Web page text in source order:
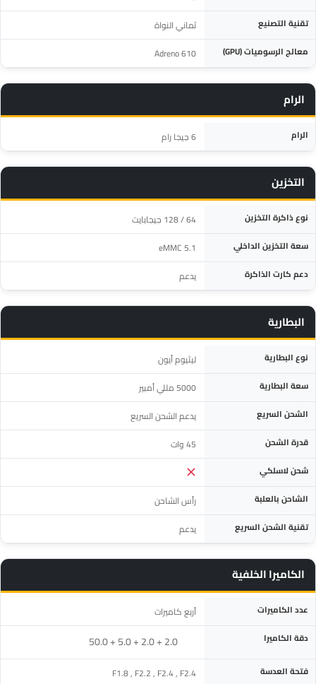
تقنية التصنيع ثماني النواة
معالج الرسوميات (GPU) Adreno 610
الرام
المواصفة
الرام 6 جيجا رام
التخزين
المواصفةالتفاصيل
نوع ذاكرة التخزين 64 / 128 جيجابايت
سعة التخزين الداخلي eMMC 5.1
دعم كارت الذاكرة يدعم
البطارية
المواصفة التفاصيلنوع البطارية ليثيوم أيون
سعة البطارية 5000 مللي أمبير
الشحن السريع يدعم الشحن السريع
قدرة الشحن 45 وات
شحن لاسلكي
الشاحن بالعلبة
رأس الشاحن
تقنية الشحن السريع يدعم
الكاميرا الخلفية
المواصفة التفاصيلعدد الكاميرات أربع كاميرات
دقة الكاميرا ‎50.0 + 5.0 + 2.0 + 2.0
فتحة العدسة F1.8 , F2.2 , F2.4 , F2.4